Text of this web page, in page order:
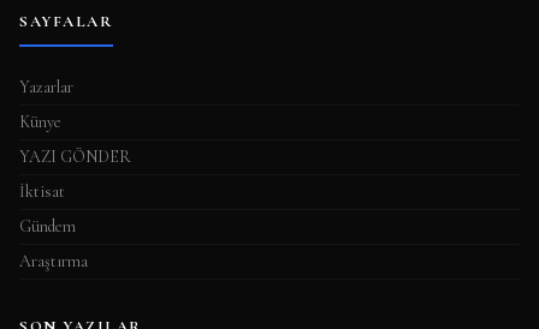
SAYFALAR
Yazarlar
Künye
YAZI GÖNDER
İktisat
Gündem
Araştırma